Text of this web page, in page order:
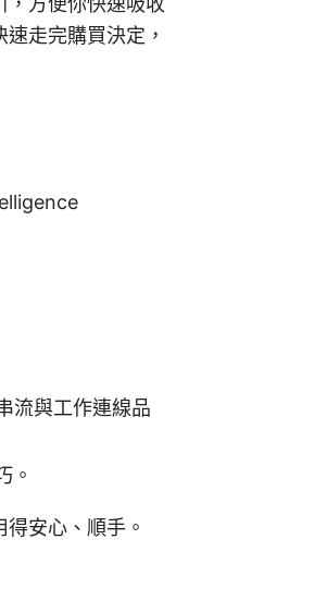
走完購買決定，
流與工作連線品
。
安心、順手。